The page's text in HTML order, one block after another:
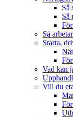
Så
Så
Så
Starta,
Vad kan
Vill du